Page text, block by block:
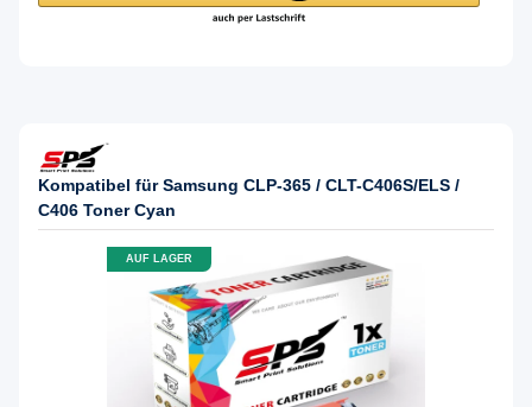
Kompatibel für Samsung CLP-365 / CLT-C406S/ELS /
C406 Toner Cyan
AUF LAGER